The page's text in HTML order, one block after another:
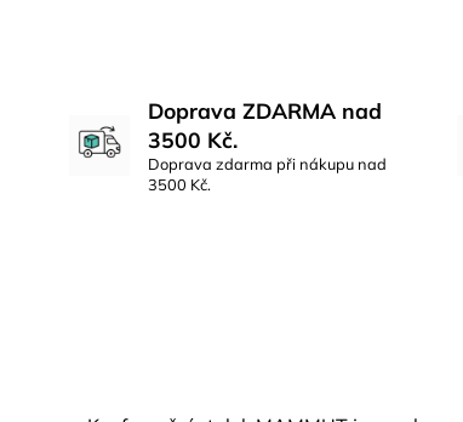
Doprava ZDARMA nad
3500 Kč.
Doprava zdarma při nákupu nad
3500 Kč.